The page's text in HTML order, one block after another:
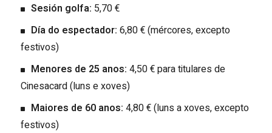
Sesión golfa: 5,70 €
Día do espectador: 6,80 € (mércores, excepto
festivos)
Menores de 25 anos: 4,50 € para titulares de
Cinesacard (luns e xoves)
Maiores de 60 anos: 4,80 € (luns a xoves, excepto
festivos)